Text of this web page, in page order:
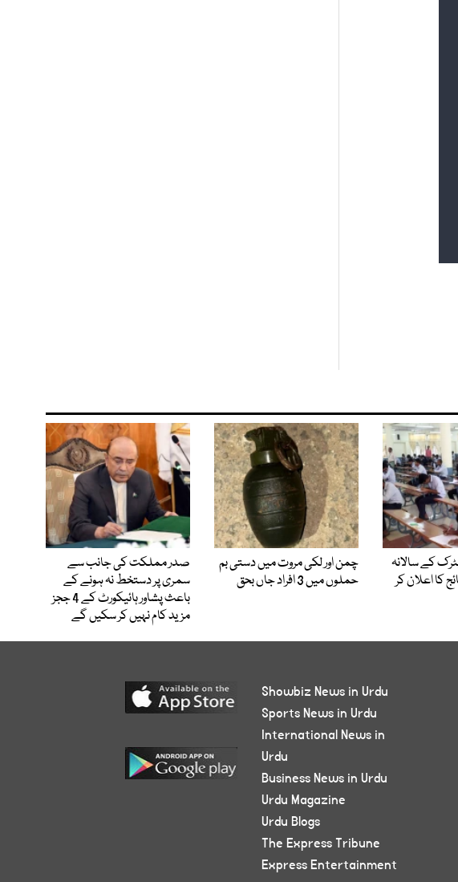
کے سالانہ
کا اعلان کر
چمن اور لکی مروت میں دستی بم
حملوں میں 3 افراد جاں بحق
صدر مملکت کی جانب سے
سمری پر دستخط نہ ہونے کے
باعث پشاور ہائیکورٹ کے 4 ججز
مزید کام نہیں کر سکیں گے
Showbiz News in Urdu
Sports News in Urdu
International News in
Urdu
Business News in Urdu
Urdu Magazine
Urdu Blogs
The Express Tribune
Express Entertainment